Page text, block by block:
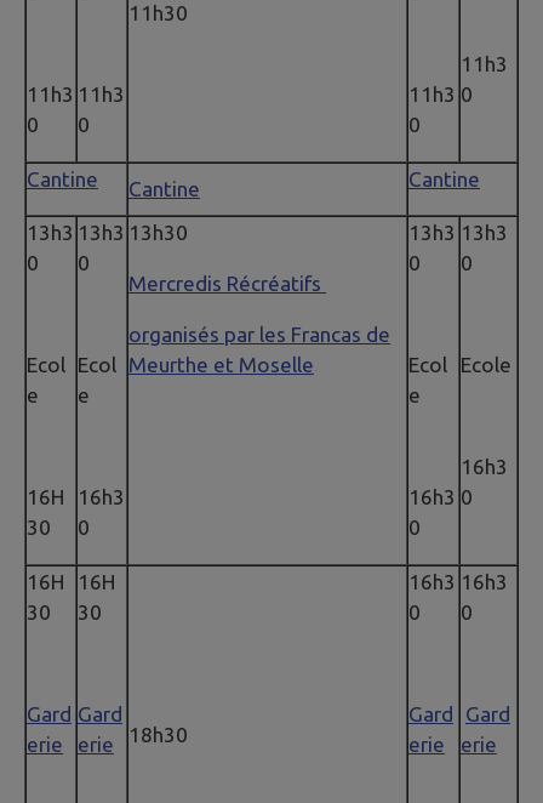
11h3
0
11h3
0
11h30
11h3
0
11h3
0
Cantine Cantine Cantine
13h3
0
Ecol
e
16H
30
13h3
0
Ecol
e
16h3
0
13h30
Mercredis Récréatifs
organisés par les Francas de
Meurthe et Moselle
13h3
0
Ecol
e
16h3
0
13h3
0
Ecole
16h3
0
16H
30
Gard
erie
16H
30
Gard
erie
18h30
16h3
0
Gard
erie
16h3
0
Gard
erie